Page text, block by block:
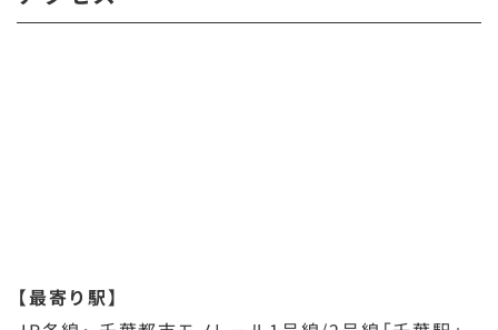
【最寄り駅】